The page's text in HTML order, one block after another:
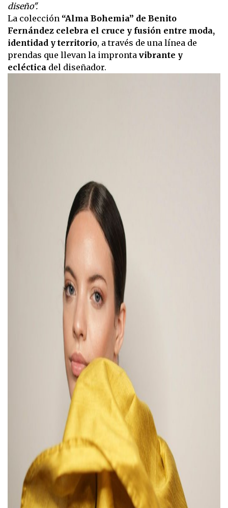
diseño".
La colección “Alma Bohemia” de Benito
Fernández celebra el cruce y fusión entre moda,
identidad y territorio, a través de una línea de
prendas que llevan la impronta vibrante y
ecléctica del diseñador.